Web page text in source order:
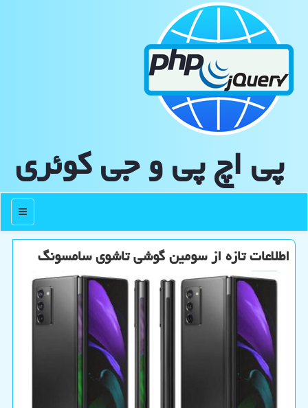
پی اچ پی و جی كوئری
منو
اطلاعات تازه از سومین گوشی تاشوی سامسونگ